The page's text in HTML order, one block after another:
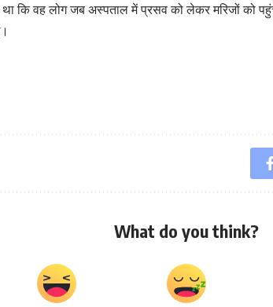
कि वह लोग जब अस्पताल में प्रसव को लेकर मरिजों को
What do you think?